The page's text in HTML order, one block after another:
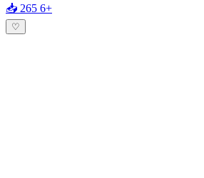
📥 265 6+
♡